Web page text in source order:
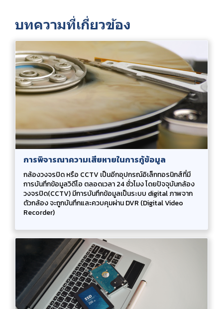
บทความที่เกี่ยวข้อง
การพิจารณาความเสียหายในการกู้ข้อมูล
กล้องวงจรปิด หรือ CCTV เป็นอีกอุปกรณ์อิเล็กทอรนิกส์ที่มี
การบันทึกข้อมูลวิดีโอ ตลอดเวลา 24 ชั่วโมง โดยปัจจุบันกล้อง
วงจรปิด(CCTV) มีการบันทึกข้อมูลเป็นระบบ digital ภาพจาก
ตัวกล้อง จะถูกบันทึกและควบคุมผ่าน DVR (Digital Video
Recorder)